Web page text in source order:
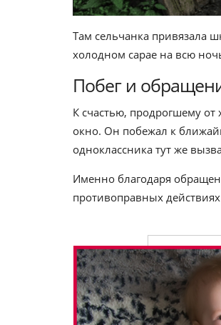
Там сельчанка привязала
холодном сарае на всю
Побег и
К счастью, продрогшему от
окно. Он побежал к
одноклассника тут же
Именно благодаря
противоправных